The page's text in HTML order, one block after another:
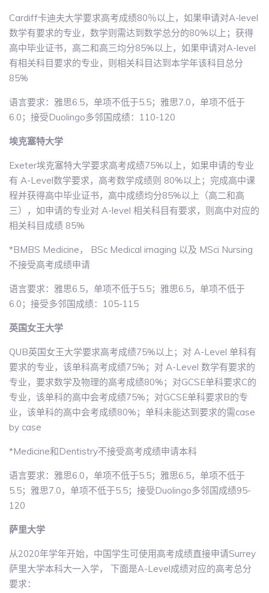
Cardiff卡迪夫大学要求高考成绩80％以上，如果申请对A-level
数学有要求的专业，数学则需达到数学总分的80%以上；获得
高中毕业证书，高二和高三均分85%以上，如果申请对A-level
有相关科目要求的专业，则相关科目达到本学年该科目总分
85%
语言要求：雅思6.5，单项不低于5.5；雅思7.0，单项不低于
6.0；接受Duolingo多邻国成绩：110-120
埃克塞特大学
Exeter埃克塞特大学要求高考成绩75%以上，如果申请的专业
有 A-Level数学要求，高考数学成绩则 80%以上；完成高中课
程并获得高中毕业证书，高中成绩均分85%以上（高二和高
三），如申请的专业对 A-level 相关科目有要求，则高中对应的
相关科目成绩 85%
*BMBS Medicine， BSc Medical imaging 以及 MSci Nursing
不接受高考成绩申请
语言要求：雅思6.5，单项不低于5.5；雅思6.5，单项不低于
6.0；接受多邻国成绩：105-115
英国女王大学
QUB英国女王大学要求高考成绩75%以上；对 A-Level 单科有
要求的专业，该单科高考成绩75%；对 A-Level 数学有要求的
专业，要求数学及物理的高考成绩80%；对GCSE单科要求C的
专业，该单科的高中会考成绩75%；对GCSE单科要求B的专
业，该单科的高中会考成绩80%；单科未能达到要求的需case
by case
*Medicine和Dentistry不接受高考成绩申请本科
语言要求：雅思6.0，单项不低于5.5；雅思6.5，单项不低于
5.5；雅思7.0，单项不低于5.5；接受Duolingo多邻国成绩95-
120
萨里大学
从2020年学年开始，中国学生可使用高考成绩直接申请Surrey
萨里大学本科大一入学， 下面是A-Level成绩对应的高考总分
要求：